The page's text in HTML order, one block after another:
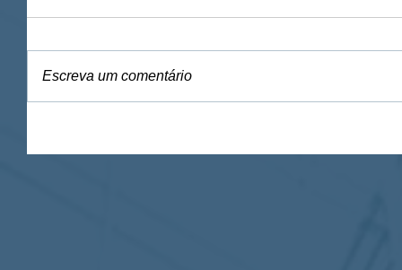
Escreva um comentário